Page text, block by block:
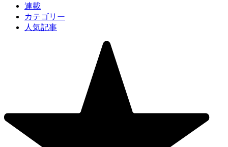
連載
カテゴリー
人気記事